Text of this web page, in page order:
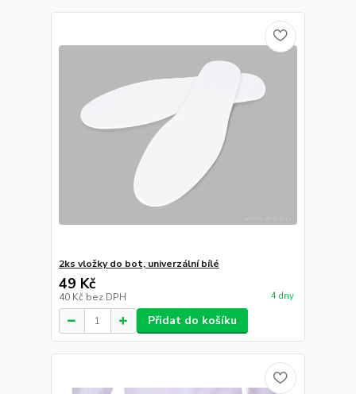
2ks vložky do bot, univerzální bílé
49 Kč
40 Kč bez DPH 4 dny
Přidat do košíku